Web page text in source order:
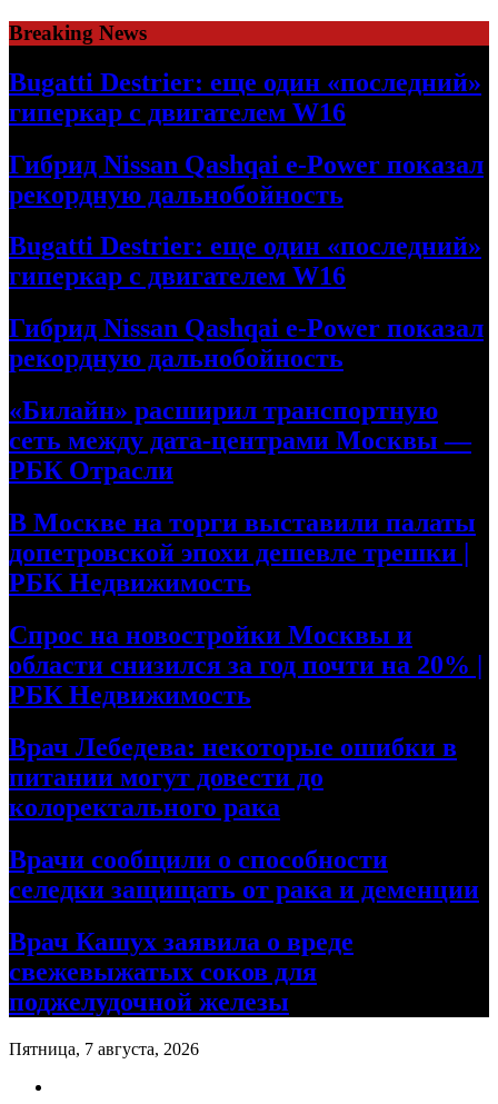
Skip
to
content
Breaking News
Bugatti Destrier: еще один «последний»
гиперкар с двигателем W16
Гибрид Nissan Qashqai e-Power показал
рекордную дальнобойность
Bugatti Destrier: еще один «последний»
гиперкар с двигателем W16
Гибрид Nissan Qashqai e-Power показал
рекордную дальнобойность
«Билайн» расширил транспортную
сеть между дата-центрами Москвы —
РБК Отрасли
В Москве на торги выставили палаты
допетровской эпохи дешевле трешки |
РБК Недвижимость
Спрос на новостройки Москвы и
области снизился за год почти на 20% |
РБК Недвижимость
Врач Лебедева: некоторые ошибки в
питании могут довести до
колоректального рака
Врачи сообщили о способности
селедки защищать от рака и деменции
Врач Кашух заявила о вреде
свежевыжатых соков для
поджелудочной железы
Пятница, 7 августа, 2026